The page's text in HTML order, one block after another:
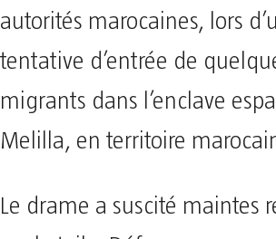
autorités marocaines, lors
tentative d’entrée de
migrants dans l’enclave
Melilla, en territoire
Le drame a suscité maintes